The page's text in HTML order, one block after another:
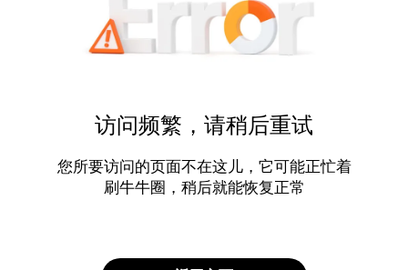
访问频繁，请稍后重试
您所要访问的页面不在这儿，它可能正忙着
刷牛牛圈，稍后就能恢复正常